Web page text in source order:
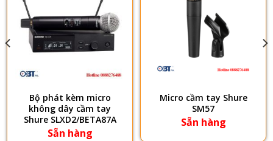
Bộ phát kèm micro
không dây cầm tay
Shure SLXD2/BETA87A
Sẵn hàng
Micro cầm tay Shure
SM57
Sẵn hàng